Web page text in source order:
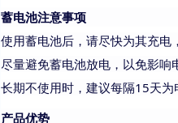
蓄电池注意事项
使用蓄电池后，请尽快为其充电
尽量避免蓄电池放电，以免影响
长期不使用时，建议每隔15天为
产品优势